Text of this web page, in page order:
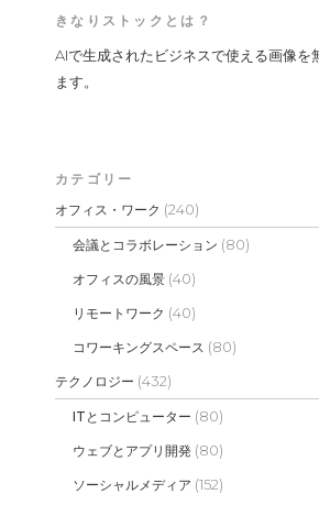
きなりストックとは？
AIで生成されたビジネスで使える画像を
ます。
カテゴリー
オフィス・ワーク (240)
会議とコラボレーション (80)
オフィスの風景 (40)
リモートワーク (40)
コワーキングスペース (80)
テクノロジー (432)
ITとコンピューター (80)
ウェブとアプリ開発 (80)
ソーシャルメディア (152)